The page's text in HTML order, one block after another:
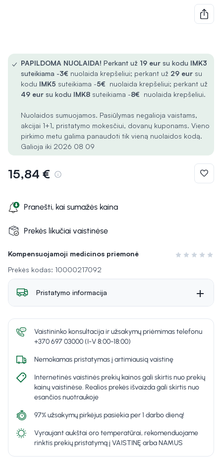
Kompensuojamoji medicinos priemonė
Įvertinimas 0
Prekės kodas: 10000217092
✓ PAPILDOMA NUOLAIDA! Perkant už 19 eur su kodu IMK3
suteikiama -3€ nuolaida krepšeliui; perkant už 29 eur su
kodu IMK5 suteikiama -5€ nuolaida krepšeliui; perkant už
49 eur su kodu IMK8 suteikiama -8€ nuolaida krepšeliui.
Nuolaidos sumuojamos. Pasiūlymas negalioja vaistams,
akcijai 1+1, pristatymo mokesčiui, dovanų kuponams. Vieno
pirkimo metu galima panaudoti tik vieną nuolaidos kodą.
Galioja iki 2026 08 09
15,84 €
Pranešti, kai sumažės kaina
Prekės likučiai vaistinėse
Pristatymo informacija
Vaistininko konsultacija ir užsakymų priėmimas telefonu
+370 697 03000 (I-V 8:00-18:00)
Nemokamas pristatymas į artimiausią vaistinę
Internetinės vaistinės prekių kainos gali skirtis nuo prekių
kainų vaistinėse. Realios prekės išvaizda gali skirtis nuo
esančios nuotraukoje
97% užsakymų pirkėjus pasiekia per 1 darbo dieną!
Vyraujant aukštai oro temperatūrai, rekomenduojame
rinktis prekių pristatymą į VAISTINĘ arba NAMUS